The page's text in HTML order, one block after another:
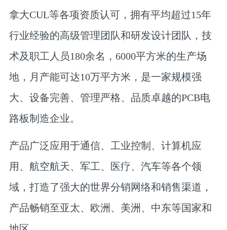
拿大CUL等各项资质认可，拥有平均超过15年
行业经验的高级管理团队和研发设计团队，技
术及职工人员180余名，6000平方米的生产场
地，月产能可达10万平方米，是一家规模强
大、设备完善、管理严格、品质卓越的PCB电
路板制造企业。
产品广泛应用于通信、工业控制、计算机应
用、航空航天、军工、医疗、汽车等各个领
域，打造了强大的世界分销网络和销售渠道，
产品畅销至亚太、欧洲、美洲、中东等国家和